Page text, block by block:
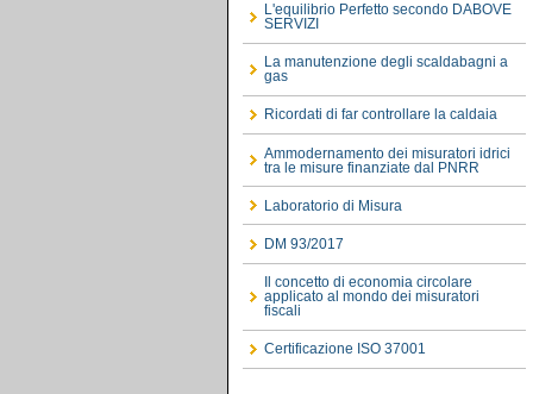
L'equilibrio Perfetto secondo DABOVE
SERVIZI
La manutenzione degli scaldabagni a
gas
Ricordati di far controllare la caldaia
Ammodernamento dei misuratori idrici
tra le misure finanziate dal PNRR
Laboratorio di Misura
DM 93/2017
Il concetto di economia circolare
applicato al mondo dei misuratori
fiscali
Certificazione ISO 37001